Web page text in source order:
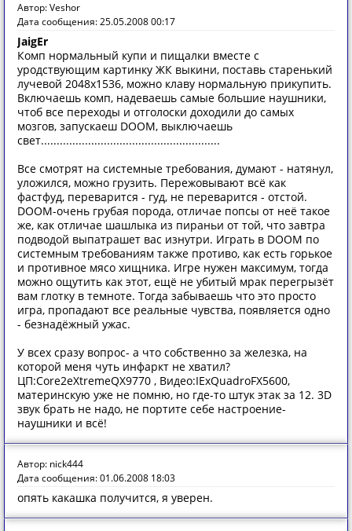
Автор: Veshor
Дата сообщения: 25.05.2008 00:17
JaigEr
Комп нормальный купи и пищалки вместе с
уродствующим картинку ЖК выкини, поставь старенький
лучевой 2048х1536, можно клаву нормальную прикупить.
Включаешь комп, надеваешь самые большие наушники,
чтоб все переходы и отголоски доходили до самых
мозгов, запускаеш DOOM, выключаешь
свет.........................................................
Все смотрят на системные требования, думают - натянул,
уложился, можно грузить. Пережовывают всё как
фастфуд, переварится - гуд, не переварится - отстой.
DOOM-очень грубая порода, отличае попсы от неё такое
же, как отличае шашлыка из пираньи от той, что завтра
подводой выпатрашет вас изнутри. Играть в DOOM по
системным требованиям также противо, как есть горькое
и противное мясо хищника. Игре нужен максимум, тогда
можно ощутить как этот, ещё не убитый мрак перегрызёт
вам глотку в темноте. Тогда забываешь что это просто
игра, пропадают все реальные чувства, появляется одно
- безнадёжный ужас.
У всех сразу вопрос- а что собственно за железка, на
которой меня чуть инфаркт не хватил?
ЦП:Core2eXtremeQX9770 , Видео:IExQuadroFX5600,
материнскую уже не помню, но где-то штук этак за 12. 3D
звук брать не надо, не портите себе настроение-
наушники и всё!
Автор: nick444
Дата сообщения: 01.06.2008 18:03
опять какашка получится, я уверен.